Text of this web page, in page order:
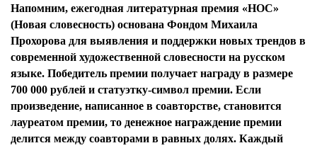
Напомним, ежегодная литературная премия «НОС»
(Новая словесность) основана Фондом Михаила
Прохорова для выявления и поддержки новых трендов в
современной художественной словесности на русском
языке. Победитель премии получает награду в размере
700 000 рублей и статуэтку-символ премии. Если
произведение, написанное в соавторстве, становится
лауреатом премии, то денежное награждение премии
делится между соавторами в равных долях. Каждый